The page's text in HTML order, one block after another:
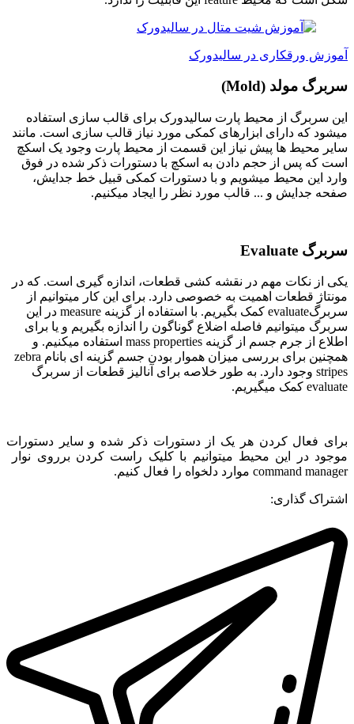
آموزش ورقکاری در سالیدورک
سربرگ مولد (Mold)
این سربرگ از محیط پارت سالیدورک برای قالب سازی استفاده
میشود که دارای ابزارهای کمکی مورد نیاز قالب سازی است. مانند
سایر محیط ها پیش نیاز این قسمت از محیط پارت وجود یک اسکچ
است که پس از حجم دادن به اسکچ با دستورات ذکر شده در فوق
وارد این محیط میشویم و با دستورات کمکی قبیل خط جدایش،
صفحه جدایش و ... قالب مورد نظر را ایجاد میکنیم.
سربرگ Evaluate
یکی از نکات مهم در نقشه کشی قطعات، اندازه گیری است. که در
مونتاژ قطعات اهمیت به خصوصی دارد. برای این کار میتوانیم از
سربرگevaluate کمک بگیریم. با استفاده از گزینه measure در این
سربرگ میتوانیم فاصله اضلاع گوناگون را اندازه بگیریم و یا برای
اطلاع از جرم جسم از گزینه mass properties استفاده میکنیم. و
همچنین برای بررسی میزان هموار بودن جسم گزینه ای بانام zebra
stripes وجود دارد. به طور خلاصه برای آنالیز قطعات از سربرگ
evaluate کمک میگیریم.
برای فعال کردن هر یک از دستورات ذکر شده و سایر دستورات
موجود در این محیط میتوانیم با کلیک راست کردن برروی نوار
command manager موارد دلخواه را فعال کنیم.
اشتراک گذاری: